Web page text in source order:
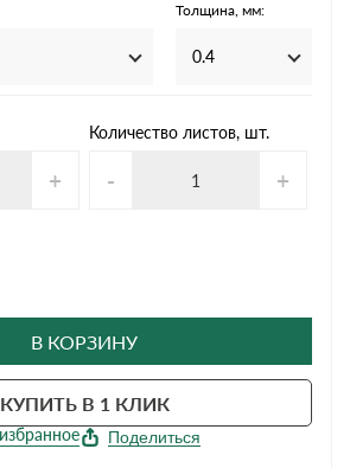
Толщина, мм:
0.4
+
Количество листов, шт.
- +
В КОРЗИНУ
КУПИТЬ В 1 КЛИК
Поделиться